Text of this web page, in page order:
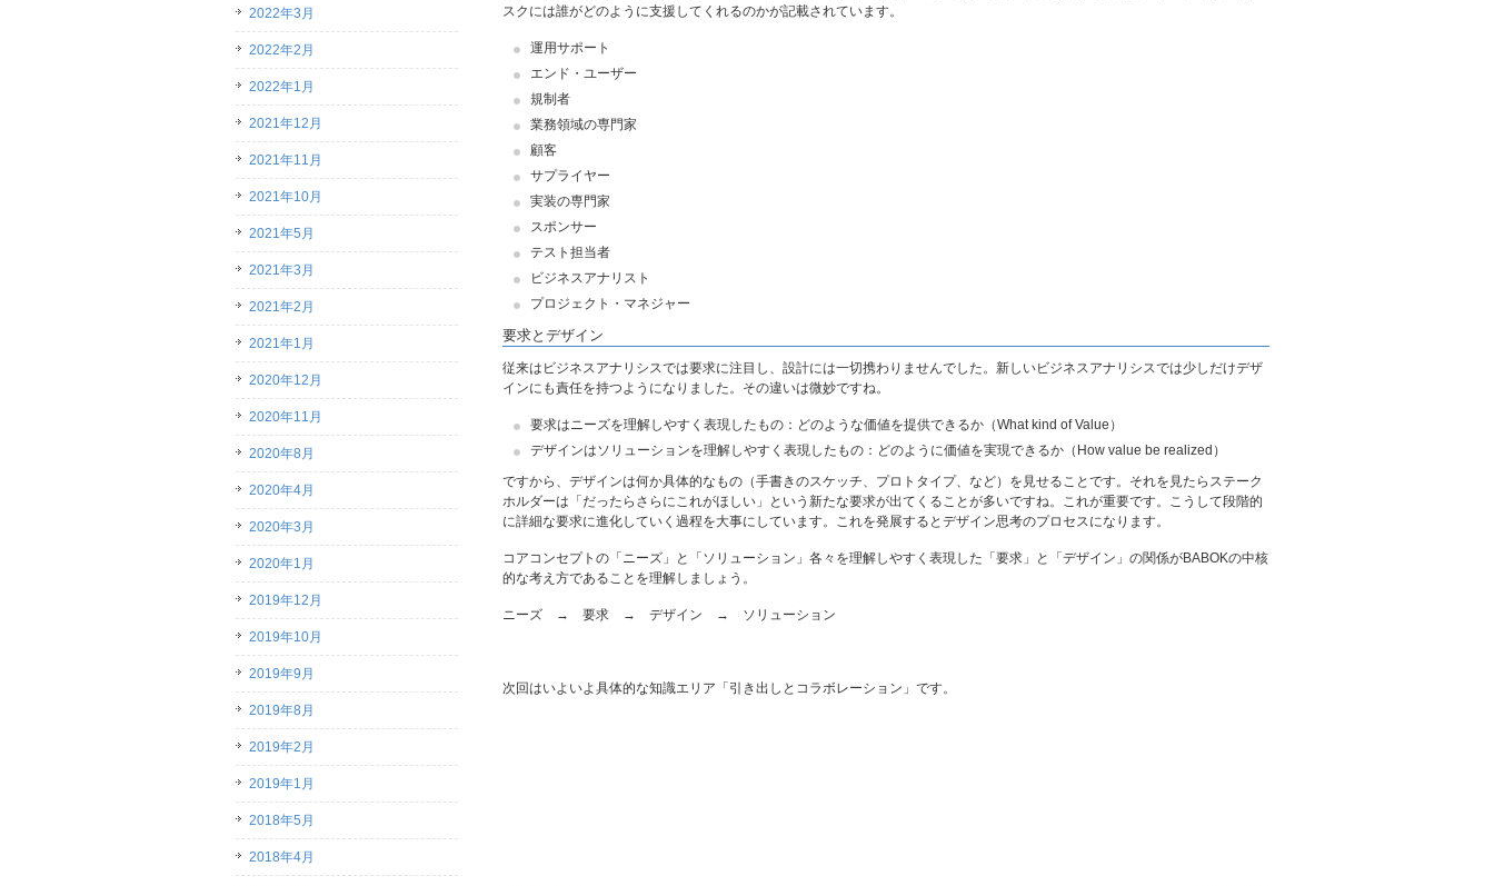
スクには誰がどのように支援してくれるのかが記載されています。
運用サポート
エンド・ユーザー
規制者
業務領域の専門家
顧客
サプライヤー
実装の専門家
スポンサー
テスト担当者
ビジネスアナリスト
プロジェクト・マネジャー
要求とデザイン
従来はビジネスアナリシスでは要求に注目し、設計には一切携わりませんでした。新しいビジネスアナリシスでは少しだけデザ
インにも責任を持つようになりました。その違いは微妙ですね。
要求はニーズを理解しやすく表現したもの： どのような価値を提供できるか（What kind of Value）
デザインはソリューションを理解しやすく表現したもの： どのように価値を実現できるか（How value be realized）
ですから、デザインは何か具体的なもの（手書きのスケッチ、プロトタイプ、など）を見せることです。それを見たらステーク
ホルダーは「だったらさらにこれがほしい」という新たな要求が出てくることが多いですね。これが重要です。こうして段階的
に詳細な要求に進化していく過程を大事にしています。これを発展するとデザイン思考のプロセスになります。
コアコンセプトの「ニーズ」と「ソリューション」各々を理解しやすく表現した「要求」と「デザイン」の関係がBABOKの中核
的な考え方であることを理解しましょう。
ニーズ → 要求 → デザイン → ソリューション
次回はいよいよ具体的な知識エリア「引き出しとコラボレーション」です。
2022年3月
2022年2月
2022年1月
2021年12月
2021年11月
2021年10月
2021年5月
2021年3月
2021年2月
2021年1月
2020年12月
2020年11月
2020年8月
2020年4月
2020年3月
2020年1月
2019年12月
2019年10月
2019年9月
2019年8月
2019年2月
2019年1月
2018年5月
2018年4月